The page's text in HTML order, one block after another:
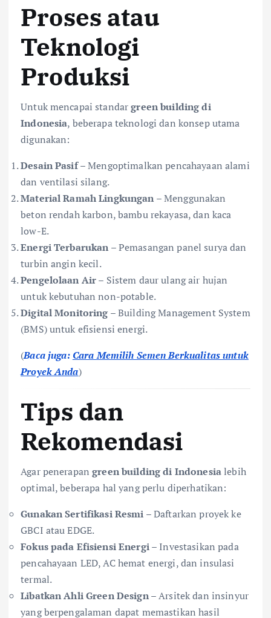
Proses atau
Teknologi
Produksi
Untuk mencapai standargreen building di
Indonesia, beberapa teknologi dan konsep utama
digunakan:
Desain Pasif– Mengoptimalkan pencahayaan alami
dan ventilasi silang.
Material Ramah Lingkungan – Menggunakan
beton rendah karbon, bambu rekayasa, dan kaca
low-E.
Energi Terbarukan – Pemasangan panel surya dan
turbin angin kecil.
Pengelolaan Air– Sistem daur ulang air hujan
untuk kebutuhan non-potable.
Digital Monitoring– Building Management System
(BMS) untuk efisiensi energi.
(Baca juga: Cara Memilih Semen Berkualitas untuk
Proyek Anda)
Tips dan
Rekomendasi
Agar penerapangreen building di Indonesialebih
optimal, beberapa hal yang perlu diperhatikan:
Gunakan Sertifikasi Resmi – Daftarkan proyek ke
GBCI atau EDGE.
Fokus pada Efisiensi Energi– Investasikan pada
pencahayaan LED, AC hemat energi, dan insulasi
termal.
Libatkan Ahli Green Design– Arsitek dan insinyur
yang berpengalaman dapat memastikan hasil